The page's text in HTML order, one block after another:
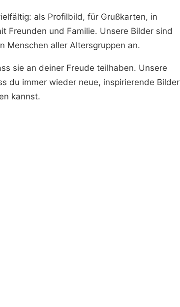
als Profilbild, für Grußkarten, in
Freunden und Familie. Unsere Bilder sind
Menschen aller Altersgruppen an.
sie an deiner Freude teilhaben. Unsere
du immer wieder neue, inspirierende Bilder
kannst.